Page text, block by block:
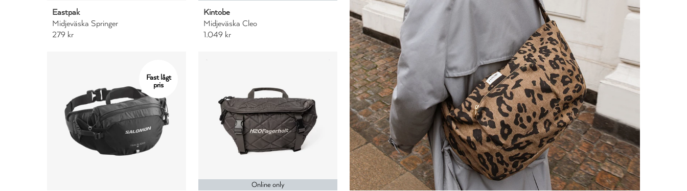
Eastpak
Midjeväska Springer
279 kr
Kintobe
Midjeväska Cleo
1.049 kr
Fast lågt
pris
Online only